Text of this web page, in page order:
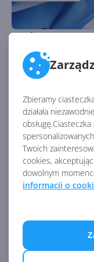
Zbieramy
działała
Twoich
cookies,
dowolnym
informacji o
Code
PDF wkrótce
Chat)
Autor: Krzysztof
Liczba odsłon:
Copilot (dawniej
rozszerzany o
nowego na radarze?